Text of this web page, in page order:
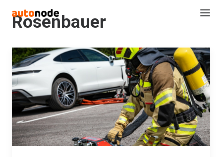
Rosenbauer